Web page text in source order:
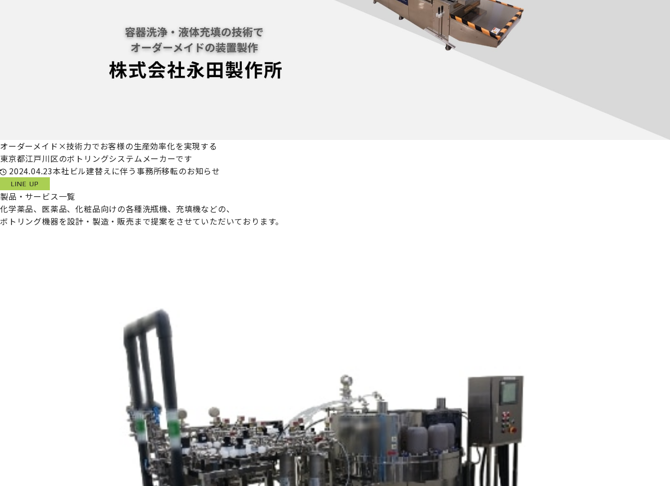
オーダーメイド×技術力でお客様の生産効率化を実現する
東京都江戸川区のボトリングシステムメーカーです
2024.04.23本社ビル建替えに伴う事務所移転のお知らせ
LINE UP
製品・サービス一覧
化学薬品、医薬品、化粧品向けの各種洗瓶機、充填機などの、
ボトリング機器を設計・製造・販売まで提案をさせていただいております。